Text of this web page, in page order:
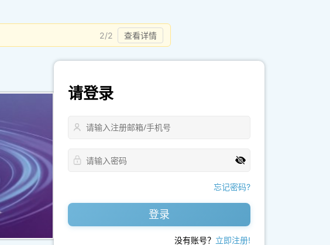
2/2 查看详情
请登录
忘记密码?
登录
没有账号？ 立即注册!